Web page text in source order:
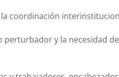
coordinación
y la necesidad